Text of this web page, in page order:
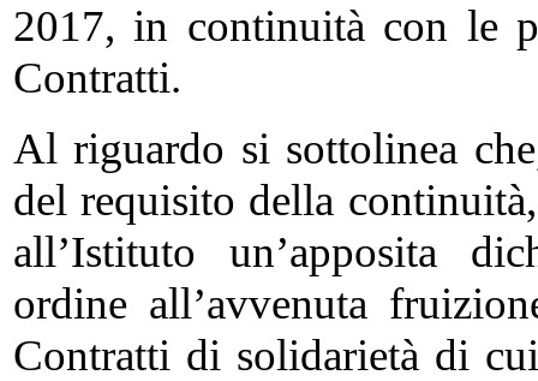
2017, in continuità con le
Contratti.
Al riguardo si sottolinea
del requisito della
all’Istituto un’apposita
ordine all’avvenuta
Contratti di solidarietà di